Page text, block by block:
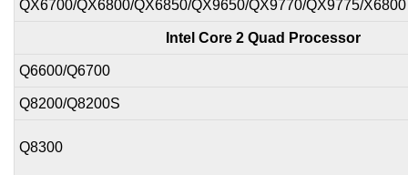
QX6700/QX6800/QX6850/QX9650/QX9770/QX9775/X6800
Intel Core 2 Quad Processor
Q6600/Q6700
Q8200/Q8200S
Q8300